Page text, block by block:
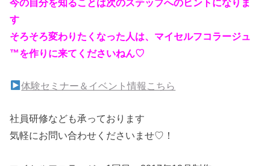
す
そろそろ変わりたくなった人は、マイセルフコラージュ
™を作りに来てくださいねん♡
体験セミナー＆イベント情報こちら
社員研修なども承っております
気軽にお問い合わせくださいませ♡！